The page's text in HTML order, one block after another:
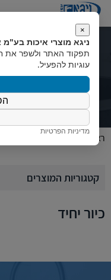
ראשי
קטגוריות המוצרים
כיור יחיד
×
ניגא מוצרי איכות בע"מ
תפקוד האתר ולשפר את
עוגיות להפעיל.
מדיניות הפרטיות